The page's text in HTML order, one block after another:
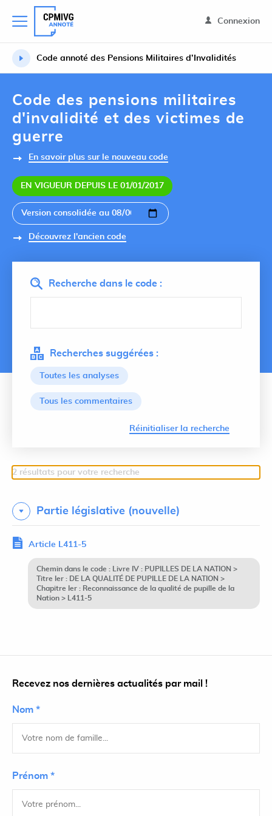
Connexion
Code annoté des Pensions Militaires d’Invalidités
Code des pensions militaires
d'invalidité et des victimes de
guerre
En savoir plus sur le nouveau code
EN VIGUEUR DEPUIS LE 01/01/2017
Découvrez l'ancien code
Recherche dans le code :
Recherches suggérées :
Toutes les analyses
Tous les commentaires
Réinitialiser la recherche
2 résultats pour votre recherche
Partie législative (nouvelle)
Article L411-5
Chemin dans le code : Livre IV : PUPILLES DE LA NATION >
Titre Ier : DE LA QUALITÉ DE PUPILLE DE LA NATION >
Chapitre Ier : Reconnaissance de la qualité de pupille de la
Nation > L411-5
Recevez nos dernières actualités par mail !
Nom *
Prénom *